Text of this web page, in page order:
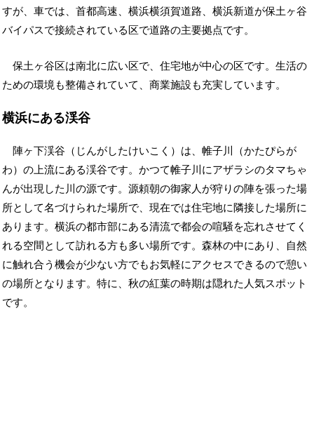
すが、車では、首都高速、横浜横須賀道路、横浜新道が保土ヶ谷
バイパスで接続されている区で道路の主要拠点です。
保土ヶ谷区は南北に広い区で、住宅地が中心の区です。生活の
ための環境も整備されていて、商業施設も充実しています。
横浜にある渓谷
陣ヶ下渓谷（じんがしたけいこく）は、帷子川（かたぴらが
わ）の上流にある渓谷です。かつて帷子川にアザラシのタマちゃ
んが出現した川の源です。源頼朝の御家人が狩りの陣を張った場
所として名づけられた場所で、現在では住宅地に隣接した場所に
あります。横浜の都市部にある清流で都会の喧騒を忘れさせてく
れる空間として訪れる方も多い場所です。森林の中にあり、自然
に触れ合う機会が少ない方でもお気軽にアクセスできるので憩い
の場所となります。特に、秋の紅葉の時期は隠れた人気スポット
です。